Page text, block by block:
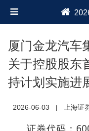
厦门金龙汽车
关于控股股东
持计划实施进
2026-06-03 上海证